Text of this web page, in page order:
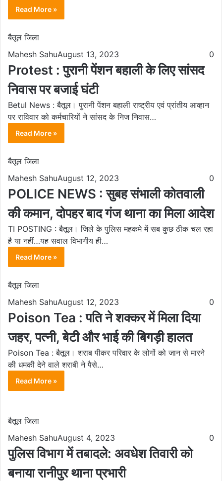
Read More »
बैतूल जिला
Mahesh SahuAugust 13, 2023 0
Protest : पुरानी पेंशन बहाली के लिए सांसद
निवास पर बजाई घंटी
Betul News : बैतूल। पुरानी पेंशन बहाली राष्ट्रीय एवं प्रांतीय आव्हान
पर राविवार को कर्मचारियों ने सांसद के निज निवास…
Read More »
बैतूल जिला
Mahesh SahuAugust 12, 2023 0
POLICE NEWS : सुबह संभाली कोतवाली
की कमान, दोपहर बाद गंज थाना का मिला आदेश
TI POSTING : बैतूल। जिले के पुलिस महकमे में सब कुछ ठीक चल रहा
है या नहीं…यह सवाल विभागीय ही…
Read More »
बैतूल जिला
Mahesh SahuAugust 12, 2023 0
Poison Tea : पति ने शक्कर में मिला दिया
जहर, पत्नी, बेटी और भाई की बिगड़ी हालत
Poison Tea : बैतूल। शराब पीकर परिवार के लोगों को जान से मारने
की धमकी देने वाले शराबी ने पैसे…
Read More »
बैतूल जिला
Mahesh SahuAugust 4, 2023 0
पुलिस विभाग में तबादले: अवधेश तिवारी को
बनाया रानीपुर थाना प्रभारी